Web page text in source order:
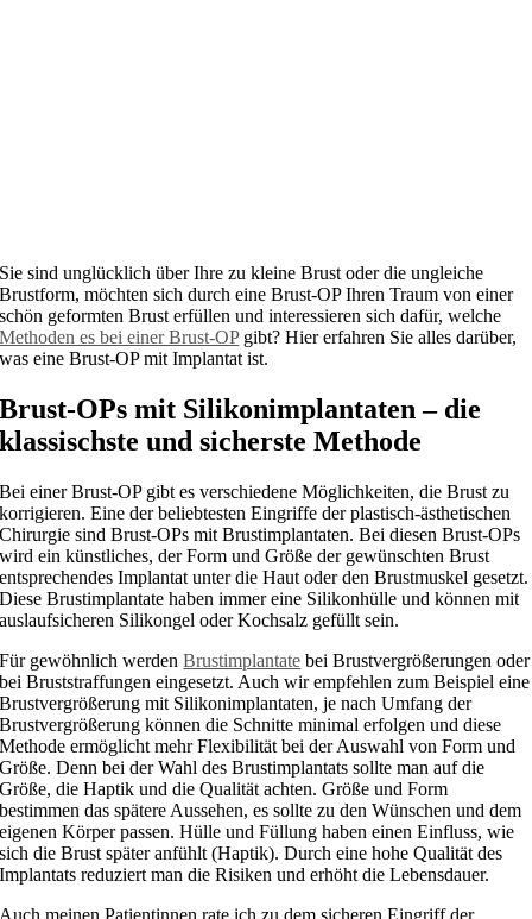
Sie sind unglücklich über Ihre zu kleine Brust oder die ungleiche
Brustform, möchten sich durch eine Brust-OP Ihren Traum von einer
schön geformten Brust erfüllen und interessieren sich dafür, welche
Methoden es bei einer Brust-OPgibt? Hier erfahren Sie alles darüber,
was eine Brust-OP mit Implantat ist.
Brust-OPs mit Silikonimplantaten – die
klassischste und sicherste Methode
Bei einer Brust-OP gibt es verschiedene Möglichkeiten, die Brust zu
korrigieren. Eine der beliebtesten Eingriffe der plastisch-ästhetischen
Chirurgie sind Brust-OPs mit Brustimplantaten. Bei diesen Brust-OPs
wird ein künstliches, der Form und Größe der gewünschten Brust
entsprechendes Implantat unter die Haut oder den Brustmuskel gesetzt.
Diese Brustimplantate haben immer eine Silikonhülle und können mit
auslaufsicheren Silikongel oder Kochsalz gefüllt sein.
Für gewöhnlich werdenBrustimplantate bei Brustvergrößerungen oder
bei Bruststraffungen eingesetzt. Auch wir empfehlen zum Beispiel eine
Brustvergrößerung mit Silikonimplantaten, je nach Umfang der
Brustvergrößerung können die Schnitte minimal erfolgen und diese
Methode ermöglicht mehr Flexibilität bei der Auswahl von Form und
Größe. Denn bei der Wahl des Brustimplantats sollte man auf die
Größe, die Haptik und die Qualität achten. Größe und Form
bestimmen das spätere Aussehen, es sollte zu den Wünschen und dem
eigenen Körper passen. Hülle und Füllung haben einen Einfluss, wie
sich die Brust später anfühlt (Haptik). Durch eine hohe Qualität des
Implantats reduziert man die Risiken und erhöht die Lebensdauer.
Auch meinen Patientinnen rate ich zu dem sicheren Eingriff der